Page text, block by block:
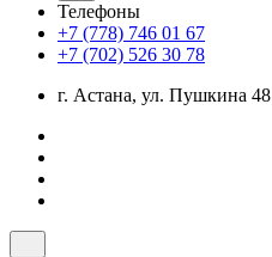
Телефоны
+7 (778) 746 01 67
+7 (702) 526 30 78
г. Астана, ул. Пушкина 48